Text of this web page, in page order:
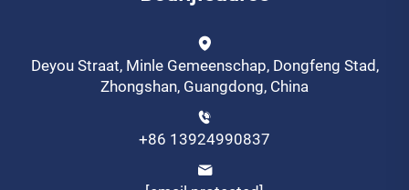
Deyou Straat, Minle Gemeenschap, Dongfeng Stad,
Zhongshan, Guangdong, China
+86 13924990837